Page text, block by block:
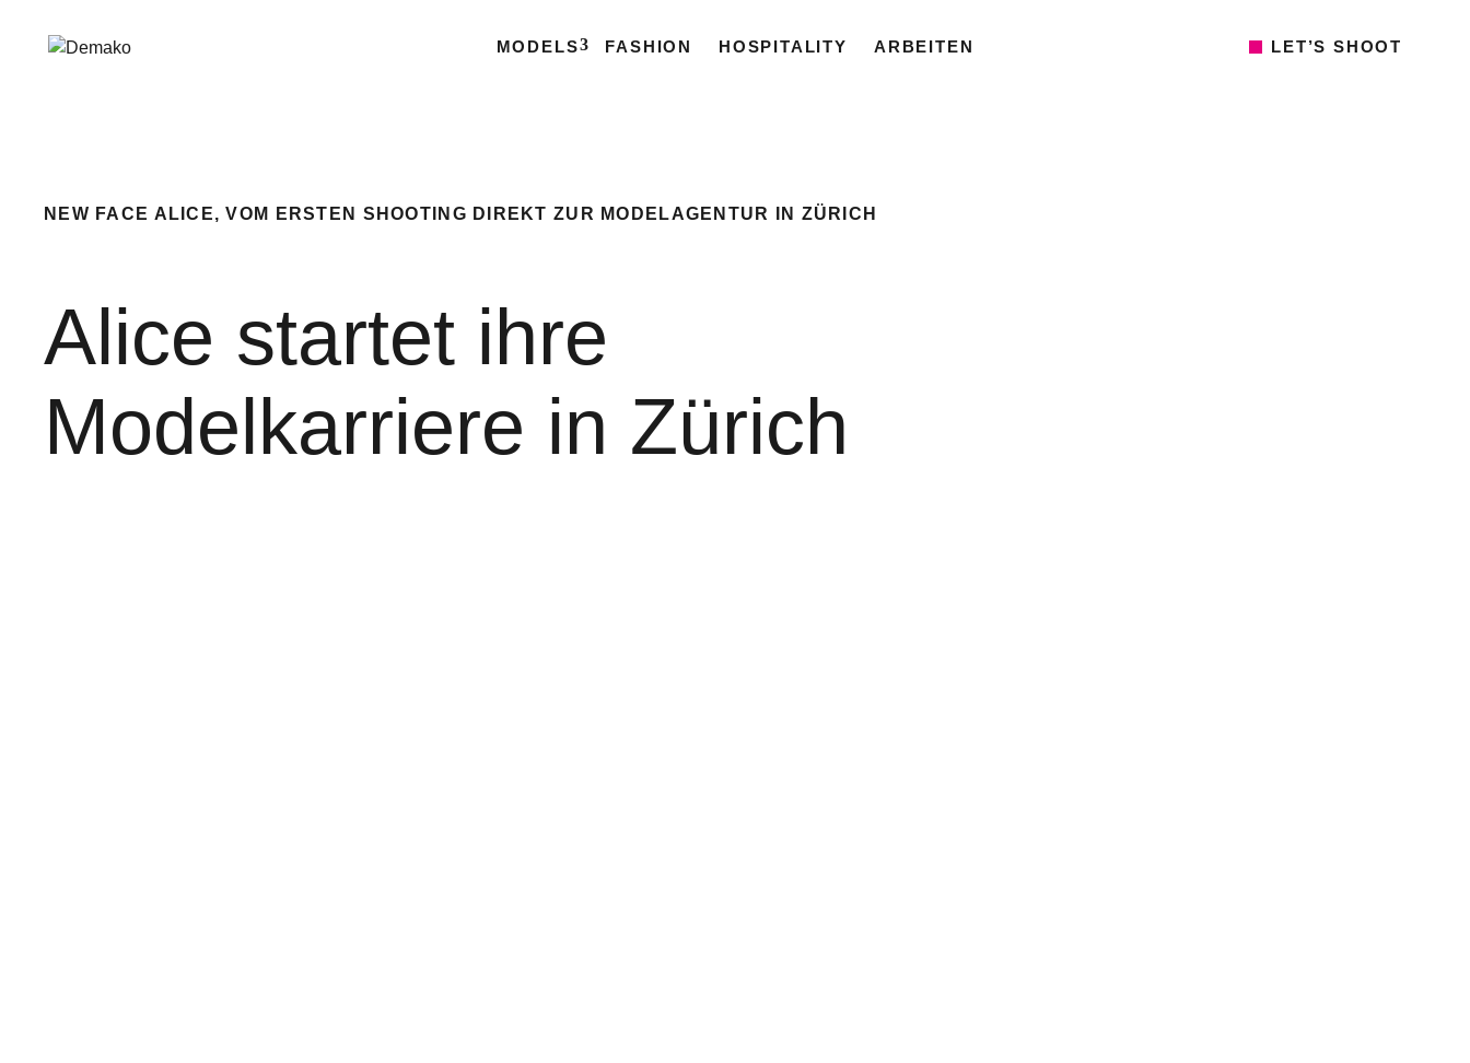
MODELS FASHION HOSPITALITY ARBEITEN LET’S SHOOT
NEW FACE ALICE, VOM ERSTEN SHOOTING DIREKT ZUR MODELAGENTUR IN ZÜRICH
Alice startet ihre
Modelkarriere in Zürich